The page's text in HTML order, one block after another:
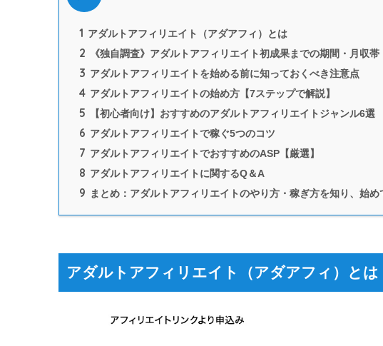
1 アダルトアフィリエイト（アダアフィ）とは
2 《独自調査》アダルトアフィリエイト初成果までの期間・月収帯
3 アダルトアフィリエイトを始める前に知っておくべき注意点
4 アダルトアフィリエイトの始め方【7ステップで解説】
5 【初心者向け】おすすめのアダルトアフィリエイトジャンル6選
6 アダルトアフィリエイトで稼ぐ5つのコツ
7 アダルトアフィリエイトでおすすめのASP【厳選】
8 アダルトアフィリエイトに関するQ＆A
9 まとめ：アダルトアフィリエイトのやり方・稼ぎ方を知り、始め
アダルトアフィリエイト（アダアフィ）とは